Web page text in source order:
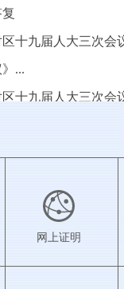
区十九届人大三次会
...
区十九届人大三次会
网上证明